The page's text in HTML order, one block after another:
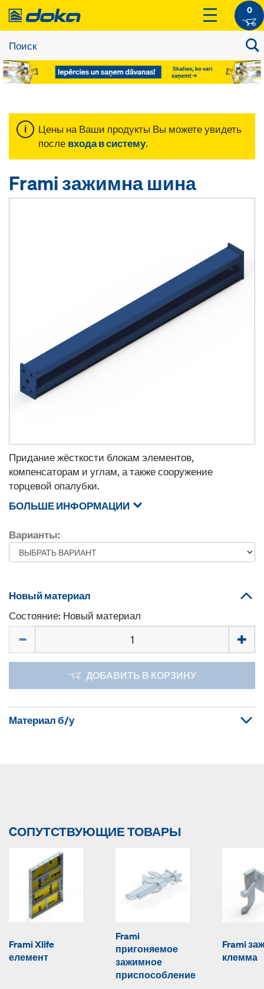
0
Цены на Ваши продукты Вы можете увидеть
после входа в систему.
Frami зажимна шина
Придание жёсткости блокам элементов,
компенсаторам и углам, а также сооружение
торцевой опалубки.
БОЛЬШЕ ИНФОРМАЦИИ
Варианты:
Новый материал
Состояние: Новый материал
ДОБАВИТЬ В КОРЗИНУ
Материал б/у
CОПУТСТВУЮЩИЕ ТОВАРЫ
Frami Xlife
елемент
Frami
пригоняемое
зажимное
приспособление
Frami
клемма